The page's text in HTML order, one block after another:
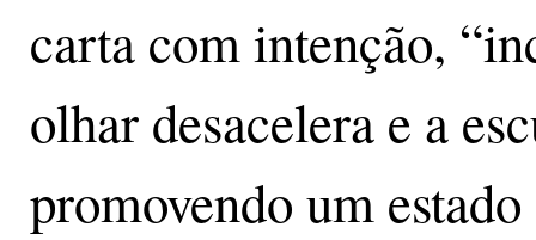
carta com intenção,
olhar desacelera e a
promovendo um